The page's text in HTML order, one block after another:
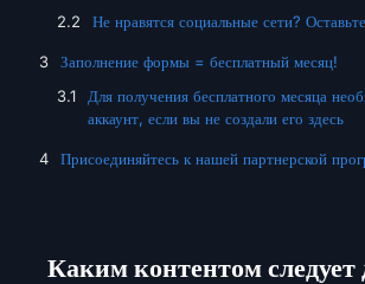
Не нравятся социальные сети?
Заполнение формы = бесплатный месяц!
Для получения бесплатного месяца
аккаунт, если вы не создали его здесь
Присоединяйтесь к нашей партнерской
Каким контентом следует